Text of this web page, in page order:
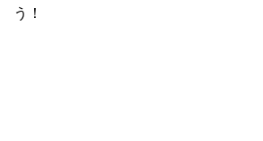
う！